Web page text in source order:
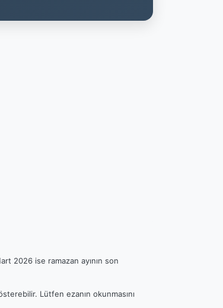
2026 ise ramazan ayının son
Lütfen ezanın okunmasını